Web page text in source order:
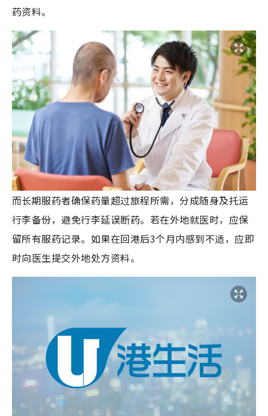
药资料。
而长期服药者确保药量超过旅程所需，分成随身及托运
行李备份，避免行李延误断药。若在外地就医时，应保
留所有服药记录。如果在回港后3个月内感到不适，应即
时向医生提交外地处方资料。